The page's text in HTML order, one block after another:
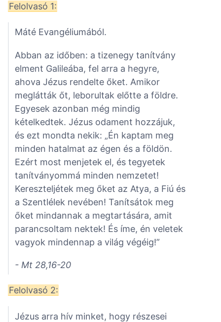
Felolvasó 1:
Máté Evangéliumából.
Abban az időben: a tizenegy tanítvány
elment Galileába, fel arra a hegyre,
ahova Jézus rendelte őket. Amikor
meglátták őt, leborultak előtte a földre.
Egyesek azonban még mindig
kételkedtek. Jézus odament hozzájuk,
és ezt mondta nekik: „Én kaptam meg
minden hatalmat az égen és a földön.
Ezért most menjetek el, és tegyetek
tanítványommá minden nemzetet!
Kereszteljétek meg őket az Atya, a Fiú és
a Szentlélek nevében! Tanítsátok meg
őket mindannak a megtartására, amit
parancsoltam nektek! És íme, én veletek
vagyok mindennap a világ végéig!”
- Mt 28,16-20
Felolvasó 2:
Jézus arra hív minket, hogy részesei